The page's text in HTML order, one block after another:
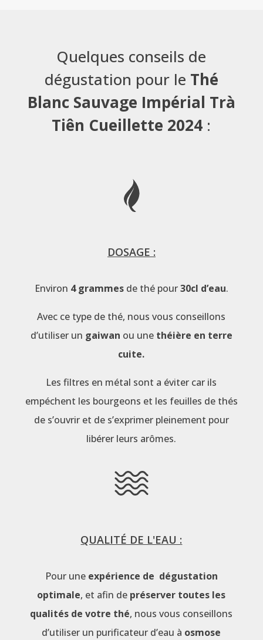
Quelques conseils de
dégustation pour le Thé
Blanc Sauvage Impérial Trà
Tiên Cueillette 2024 :
DOSAGE :
Environ 4 grammesde thé pour30cl d’eau.
Avec ce type de thé, nous vous conseillons
d’utiliser un gaiwan ou une théière en terre
cuite.
Les filtres en métal sont a éviter car ils
empéchent les bourgeons et les feuilles de thés
de s’ouvrir et de s’exprimer pleinement pour
libérer leurs arômes.
QUALITÉ DE L'EAU :
Pour une expérience de dégustation
optimale, et afin de préserver toutes les
qualités de votre thé, nous vous conseillons
d’utiliser un purificateur d’eau à osmose